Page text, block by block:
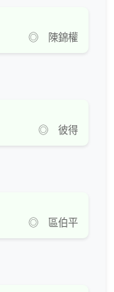
◎ 陳錦權
◎ 彼得
◎ 區伯平